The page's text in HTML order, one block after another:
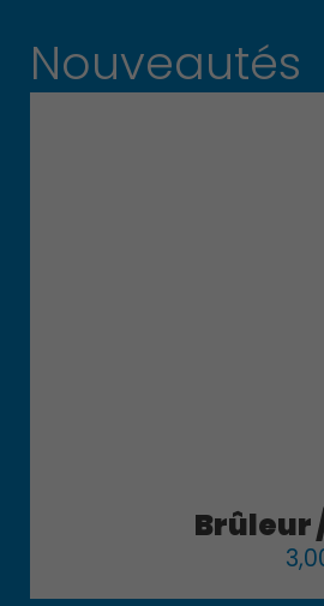
Nouveautés
Brûleur